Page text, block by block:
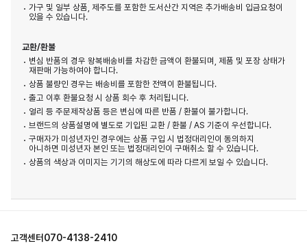
가구 및 일부 상품, 제주도를 포함한 도서산간 지역은 추가배송비 입금요청이
있을 수 있습니다.
교환/환불
변심 반품의 경우 왕복배송비를 차감한 금액이 환불되며, 제품 및 포장 상태가
재판매 가능하여야 합니다.
상품 불량인 경우는 배송비를 포함한 전액이 환불됩니다.
출고 이후 환불요청 시 상품 회수 후 처리됩니다.
얼리 등 주문제작상품 등은 변심에 따른 반품 / 환불이 불가합니다.
브랜드의 상품설명에 별도로 기입된 교환 / 환불 / AS 기준이 우선합니다.
구매자가 미성년자인 경우에는 상품 구입 시 법정대리인이 동의하지
아니하면 미성년자 본인 또는 법정대리인이 구매취소 할 수 있습니다.
상품의 색상과 이미지는 기기의 해상도에 따라 다르게 보일 수 있습니다.
고객센터 070-4138-2410